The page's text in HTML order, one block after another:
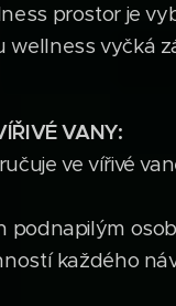
prostor je
vyčká
VANY:
ve vířivé
podnapilým
každého